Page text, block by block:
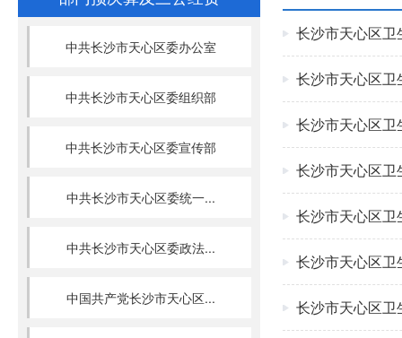
中共长沙市天心区委办公室
中共长沙市天心区委组织部
中共长沙市天心区委宣传部
中共长沙市天心区委统一...
中共长沙市天心区委政法...
中国共产党长沙市天心区...
长沙市天心区
长沙市天心区
长沙市天心区
长沙市天心区
长沙市天心区
长沙市天心区
长沙市天心区